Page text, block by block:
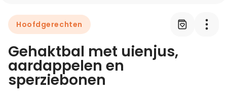
Leer koken als een chef
Kooktips & blogs
Hoofdgerechten
Gehaktbal met uienjus,
aardappelen en
sperziebonen